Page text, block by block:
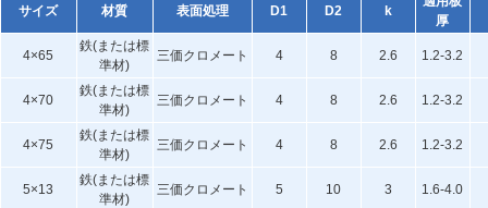
サイズ 材質 表面処理 D1 D2 k
厚
4×65
鉄(または標
準材)
三価クロメート 4 8 2.6 1.2-3.2
4×70
鉄(または標
準材)
三価クロメート 4 8 2.6 1.2-3.2
4×75
鉄(または標
準材)
三価クロメート 4 8 2.6 1.2-3.2
5×13
鉄(または標
準材)
三価クロメート 5 10 3 1.6-4.0